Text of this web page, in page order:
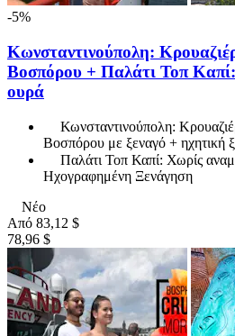
-5%
Κωνσταντινούπολη:
Βοσπόρου + Παλάτι Τοπ
ουρά
Κωνσταντινούπολη:
Βοσπόρου με ξεναγό + ηχητική
Παλάτι Τοπ Καπί: Χωρίς
Ηχογραφημένη Ξενάγηση
Νέο
Από 83,12 $
78,96 $